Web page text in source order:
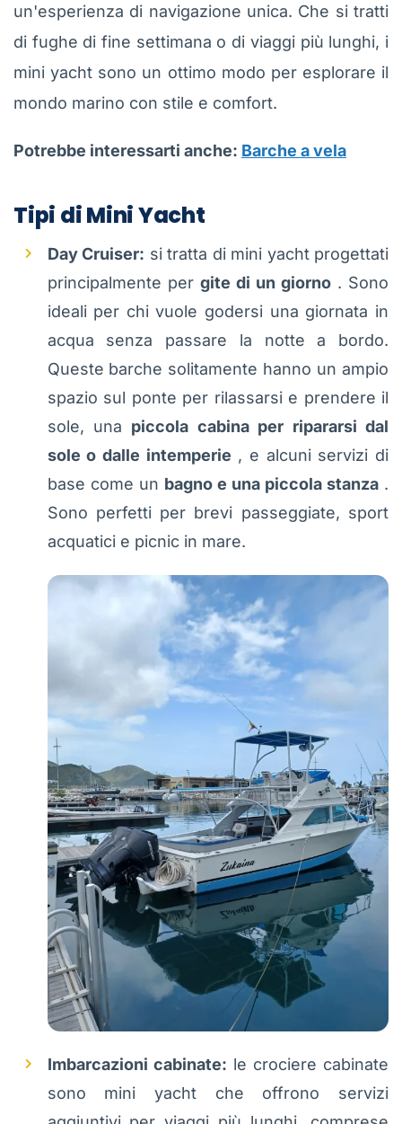
un'esperienza di navigazione unica. Che si tratti
di fughe di fine settimana o di viaggi più lunghi, i
mini yacht sono un ottimo modo per esplorare il
mondo marino con stile e comfort.
Potrebbe interessarti anche: Barche a vela
Tipi di Mini Yacht
Day Cruiser: si tratta di mini yacht progettati
principalmente per gite di un giorno. Sono
ideali per chi vuole godersi una giornata in
acqua senza passare la notte a bordo.
Queste barche solitamente hanno un ampio
spazio sul ponte per rilassarsi e prendere il
sole, una piccola cabina per ripararsi dal
sole o dalle intemperie , e alcuni servizi di
base come un bagno e una piccola stanza.
Sono perfetti per brevi passeggiate, sport
acquatici e picnic in mare.
Imbarcazioni cabinate: le crociere cabinate
sono mini yacht che offrono servizi